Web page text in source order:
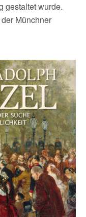
gestaltet wurde.
Münchner